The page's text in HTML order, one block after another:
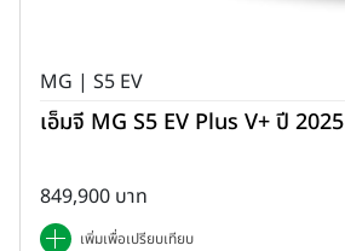
MG | S5 EV
เอ็มจี MG S5 EV Plus V+ ปี 2025
849,900 บาท
เพิ่มเพื่อเปรียบเทียบ